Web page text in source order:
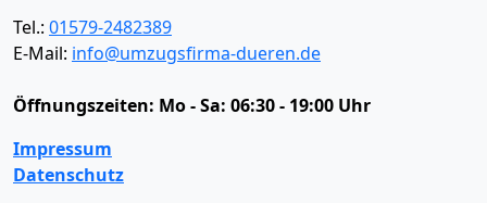
Tel.: 01579-2482389
E-Mail: info@umzugsfirma-dueren.de
Öffnungszeiten: Mo - Sa: 06:30 - 19:00 Uhr
Impressum
Datenschutz